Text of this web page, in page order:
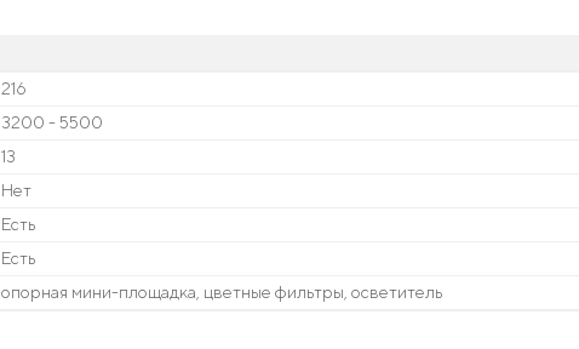
216
3200 - 5500
13
Нет
Есть
Есть
опорная мини-площадка, цветные фильтры, осветитель